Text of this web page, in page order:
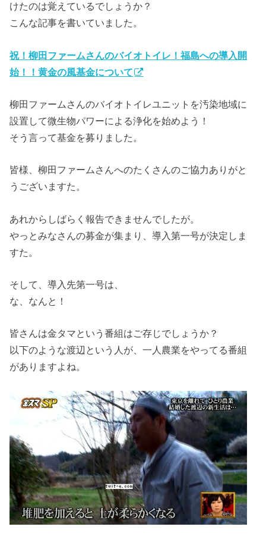
けたのは覚えているでしょうか？
こんな記事を書いていました。
祝！柳田ファームさんのバイオトイレ！福島への導入開
始！！黄金の風基金について
柳田ファームさんのバイオトイレユニットを汚染地域に
設置して微生物パワーによる浄化を始めよう！
そう言って基金を募りました。
皆様、柳田ファームさんへのたくさんのご協力ありがと
うございますた。
あれからしばらく報告できませんでしたが。
やっとみなさんの募金が集まり、導入第一号が決定しま
すた。
そして、導入先第一号は、
な、なんと！
皆さんは金タマという番組はご存じでしょうか？
以下のような渡辺という人が、一人農業をやってる番組
がありますよね。